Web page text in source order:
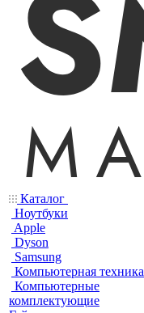
Каталог
Ноутбуки
Apple
Dyson
Samsung
Компьютерная техника
Компьютерные
комплектующие